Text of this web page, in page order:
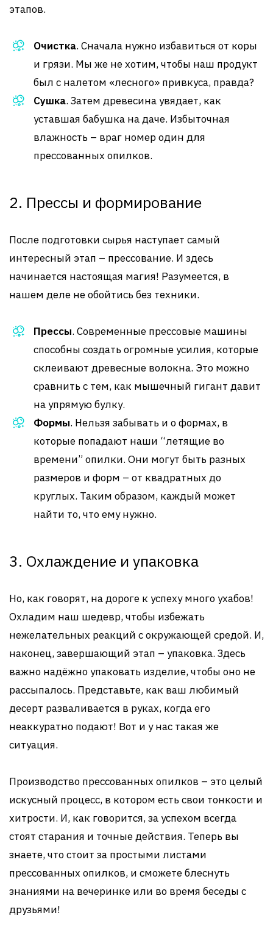
этапов.
Очистка. Сначала нужно избавиться от коры
и грязи. Мы же не хотим, чтобы наш продукт
был с налетом «лесного» привкуса, правда?
Сушка. Затем древесина увядает, как
уставшая бабушка на даче. Избыточная
влажность – враг номер один для
прессованных опилков.
2. Прессы и формирование
После подготовки сырья наступает самый
интересный этап – прессование. И здесь
начинается настоящая магия! Разумеется, в
нашем деле не обойтись без техники.
Прессы. Современные прессовые машины
способны создать огромные усилия, которые
склеивают древесные волокна. Это можно
сравнить с тем, как мышечный гигант давит
на упрямую булку.
Формы. Нельзя забывать и о формах, в
которые попадают наши “летящие во
времени” опилки. Они могут быть разных
размеров и форм – от квадратных до
круглых. Таким образом, каждый может
найти то, что ему нужно.
3. Охлаждение и упаковка
Но, как говорят, на дороге к успеху много ухабов!
Охладим наш шедевр, чтобы избежать
нежелательных реакций с окружающей средой. И,
наконец, завершающий этап – упаковка. Здесь
важно надёжно упаковать изделие, чтобы оно не
рассыпалось. Представьте, как ваш любимый
десерт разваливается в руках, когда его
неаккуратно подают! Вот и у нас такая же
ситуация.
Производство прессованных опилков – это целый
искусный процесс, в котором есть свои тонкости и
хитрости. И, как говорится, за успехом всегда
стоят старания и точные действия. Теперь вы
знаете, что стоит за простыми листами
прессованных опилков, и сможете блеснуть
знаниями на вечеринке или во время беседы с
друзьями!